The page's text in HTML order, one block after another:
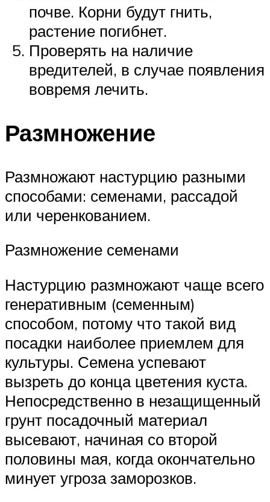
почве. Корни будут гнить,
растение погибнет.
Проверять на наличие
вредителей, в случае появления
вовремя лечить.
Размножение
Размножают настурцию разными
способами: семенами, рассадой
или черенкованием.
Размножение семенами
Настурцию размножают чаще всего
генеративным (семенным)
способом, потому что такой вид
посадки наиболее приемлем для
культуры. Семена успевают
вызреть до конца цветения куста.
Непосредственно в незащищенный
грунт посадочный материал
высевают, начиная со второй
половины мая, когда окончательно
минует угроза заморозков.